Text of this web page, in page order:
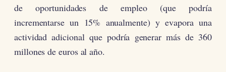
de oportunidades de empleo (que podría
incrementarse un 15% anualmente) y evapora una
actividad adicional que podría generar más de 360
millones de euros al año.